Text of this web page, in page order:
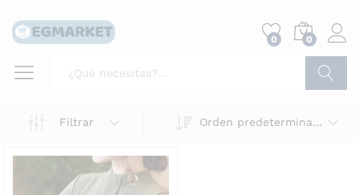
0 0
Filtrar
Orden predeterminado